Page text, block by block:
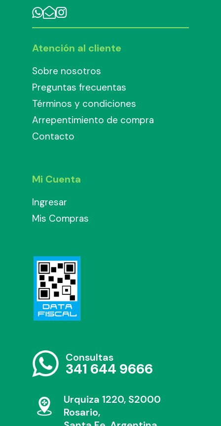
Atención al cliente
Sobre nosotros
Preguntas frecuentas
Términos y condiciones
Arrepentimiento de compra
Contacto
Mi Cuenta
Ingresar
Mis Compras
Consultas
341 644 9666
Urquiza 1220, S2000
Rosario,